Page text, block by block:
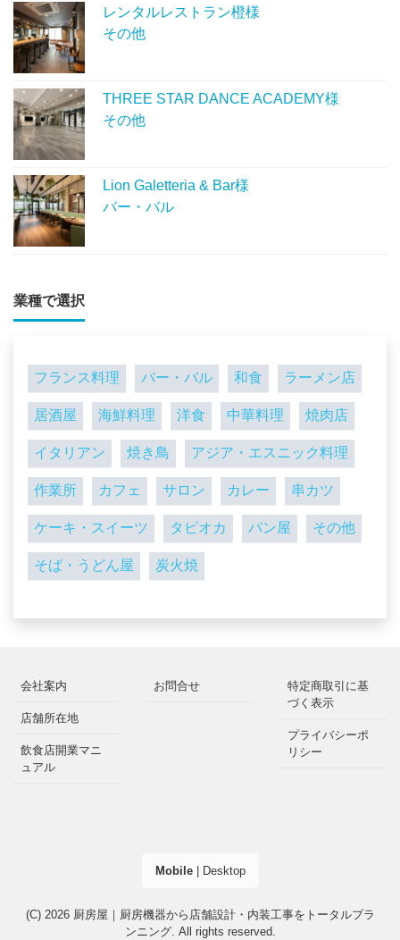
レンタルレストラン橙様
その他
THREE STAR DANCE ACADEMY様
その他
Lion Galetteria & Bar様
バー・バル
業種で選択
フランス料理 バー・バル 和食 ラーメン店
居酒屋 海鮮料理 洋食 中華料理 焼肉店
イタリアン 焼き鳥 アジア・エスニック料理
作業所 カフェ サロン カレー 串カツ
ケーキ・スイーツ タピオカ パン屋 その他
そば・うどん屋 炭火焼
会社案内
店舗所在地
飲食店開業マニ
ュアル
お問合せ
特定商取引に基
づく表示
プライバシーポ
リシー
Mobile| Desktop
(C) 2026 厨房屋｜厨房機器から店舗設計・内装工事をトータルプラ
ンニング. All rights reserved.